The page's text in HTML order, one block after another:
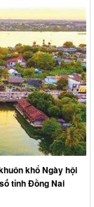
khổ Ngày hội
tỉnh Đồng Nai